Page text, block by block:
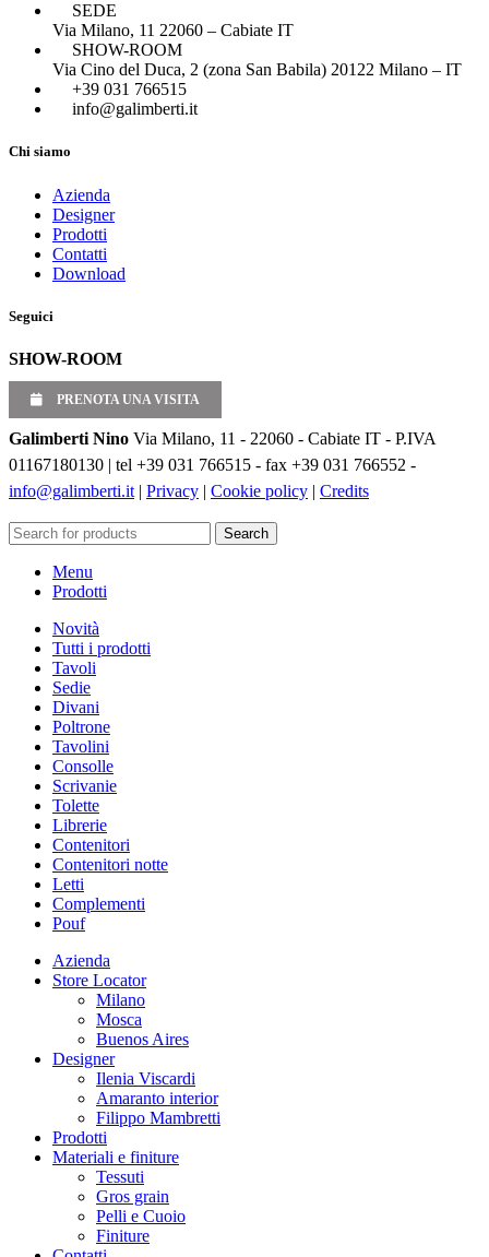
SEDE
Via Milano, 11 22060 – Cabiate IT
SHOW-ROOM
Via Cino del Duca, 2 (zona San Babila) 20122 Milano – IT
+39 031 766515
info@galimberti.it
Chi siamo
Azienda
Designer
Prodotti
Contatti
Download
Seguici
SHOW-ROOM
PRENOTA UNA VISITA
Galimberti Nino Via Milano, 11 - 22060 - Cabiate IT - P.IVA
01167180130 | tel +39 031 766515 - fax +39 031 766552 -
info@galimberti.it | Privacy | Cookie policy | Credits
Search
Menu
Prodotti
Novità
Tutti i prodotti
Tavoli
Sedie
Divani
Poltrone
Tavolini
Consolle
Scrivanie
Tolette
Librerie
Contenitori
Contenitori notte
Letti
Complementi
Pouf
Azienda
Store Locator
Milano
Mosca
Buenos Aires
Designer
Ilenia Viscardi
Amaranto interior
Filippo Mambretti
Prodotti
Materiali e finiture
Tessuti
Gros grain
Pelli e Cuoio
Finiture